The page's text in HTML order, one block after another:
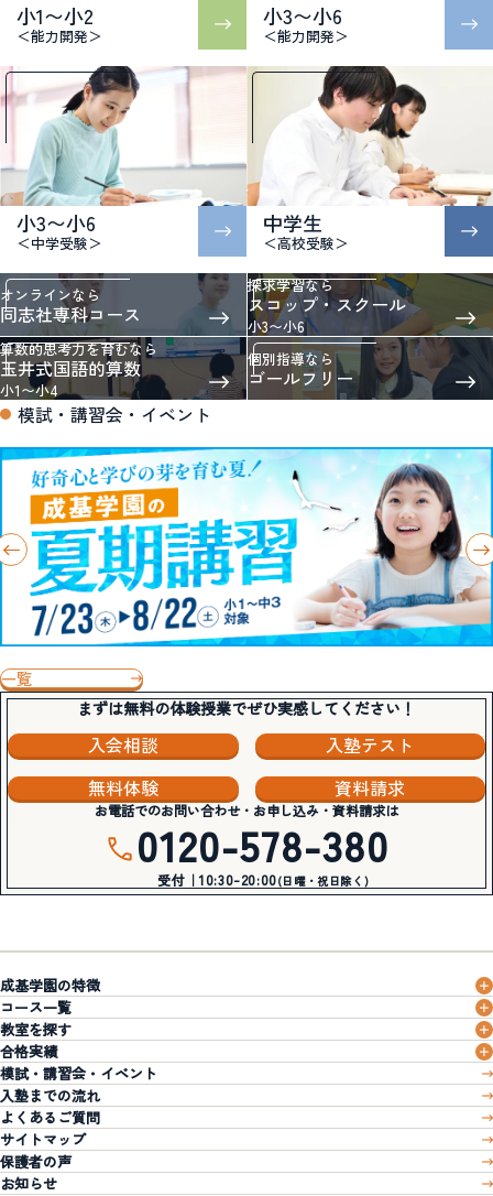
小1〜小2
＜能力開発＞
小3〜小6
＜能力開発＞
小3〜小6
＜中学受験＞
中学生
＜高校受験＞
オンラインなら
同志社専科コース
探求学習なら
スコップ・スクール
小3〜小6
算数的思考力を育むなら
玉井式国語的算数
小1〜小4
個別指導なら
ゴールフリー
模試・講習会・イベント
一覧
まずは無料の体験授業でぜひ実感してください！
入会相談
入塾テスト
無料体験
資料請求
お電話でのお問い合わせ・お申し込み・資料請求は
0120-578-380
受付｜10:30-20:00(日曜・祝日除く)
成基学園の特徴
コース一覧
教室を探す
合格実績
模試・講習会・イベント
入塾までの流れ
よくあるご質問
サイトマップ
保護者の声
お知らせ